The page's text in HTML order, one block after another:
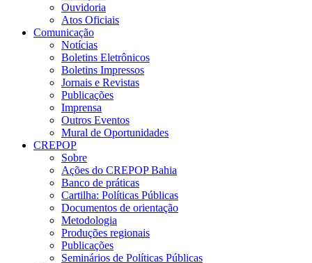
Ouvidoria
Atos Oficiais
Comunicação
Notícias
Boletins Eletrônicos
Boletins Impressos
Jornais e Revistas
Publicações
Imprensa
Outros Eventos
Mural de Oportunidades
CREPOP
Sobre
Ações do CREPOP Bahia
Banco de práticas
Cartilha: Políticas Públicas
Documentos de orientação
Metodologia
Produções regionais
Publicações
Seminários de Políticas Públicas